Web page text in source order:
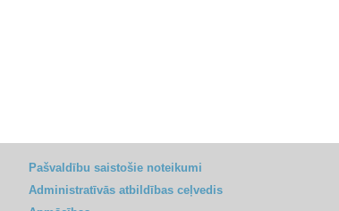
Pašvaldību saistošie noteikumi
Administratīvās atbildības ceļvedis